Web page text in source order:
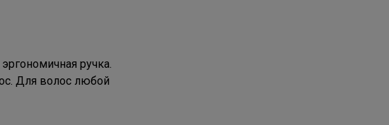
ручка.
Для волос любой